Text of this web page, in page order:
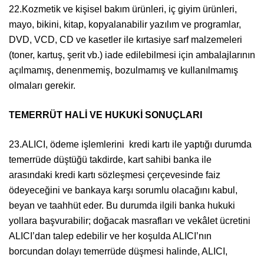
22.Kozmetik ve kişisel bakım ürünleri, iç giyim ürünleri,
mayo, bikini, kitap, kopyalanabilir yazılım ve programlar,
DVD, VCD, CD ve kasetler ile kırtasiye sarf malzemeleri
(toner, kartuş, şerit vb.) iade edilebilmesi için ambalajlarının
açılmamış, denenmemiş, bozulmamış ve kullanılmamış
olmaları gerekir.
TEMERRÜT HALİ VE HUKUKİ SONUÇLARI
23.ALICI, ödeme işlemlerini kredi kartı ile yaptığı durumda
temerrüde düştüğü takdirde, kart sahibi banka ile
arasındaki kredi kartı sözleşmesi çerçevesinde faiz
ödeyeceğini ve bankaya karşı sorumlu olacağını kabul,
beyan ve taahhüt eder. Bu durumda ilgili banka hukuki
yollara başvurabilir; doğacak masrafları ve vekâlet ücretini
ALICI’dan talep edebilir ve her koşulda ALICI’nın
borcundan dolayı temerrüde düşmesi halinde, ALICI,